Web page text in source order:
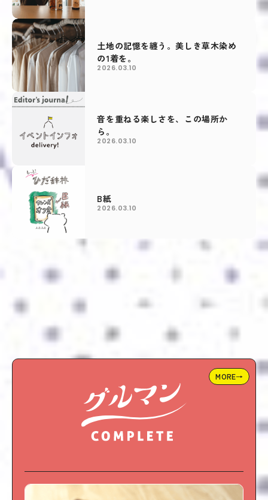
土地の記憶を纏う。美しき草木染め
の1着を。
2026.03.10
音を重ねる楽しさを、この場所か
ら。
2026.03.10
B紙
2026.03.10
MORE→